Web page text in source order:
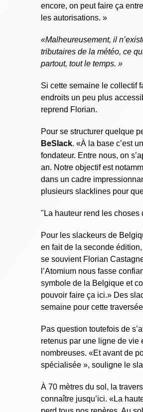
encore, on peut faire ça
les autorisations. »
«Malheureusement, il
tributaires de la météo, ce
partout, tout le temps. »
Si cette semaine le collectif
endroits un peu plus
reprend Florian.
Pour se structurer quelque
BeSlack. «À la base c’est
fondateur. Entre nous, on
an. Notre objectif est
dans un cadre
plusieurs slacklines pour
"La hauteur rend les choses
Pour les slackeurs de
en fait de la seconde
se souvient Florian
l’Atomium nous fasse
symbole de la Belgique et
pouvoir faire ça ici.» Des
semaine pour cette
Pas question toutefois de
retenus par une ligne de vie
nombreuses. «Et avant de
spécialisée », souligne le
À 70 mètres du sol, la
connaître jusqu’ici. «La